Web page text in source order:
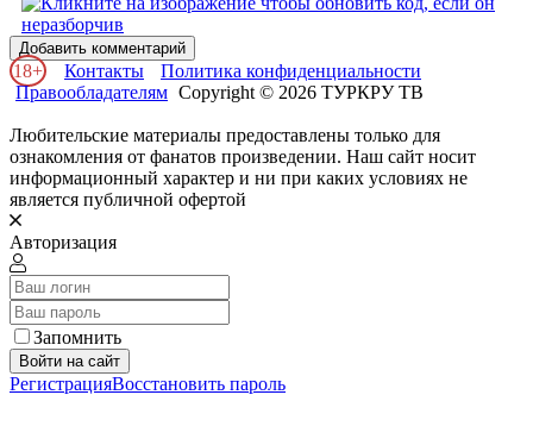
Добавить комментарий
18+ Контакты
Политика конфиденциальности
Правообладателям Copyright © 2026 ТУРКРУ ТВ
Любительские материалы предоставлены только для
ознакомления от фанатов произведении. Наш сайт носит
информационный характер и ни при каких условиях не
является публичной офертой
Авторизация
Запомнить
Войти на сайт
РегистрацияВосстановить пароль